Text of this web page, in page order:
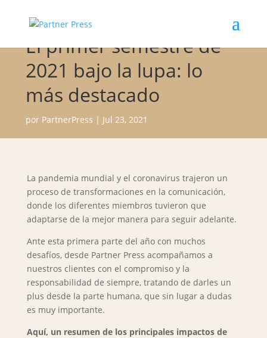
El primer semestre de
2021 bajo la lupa: lo
más destacado
por PartnerPress | Jul 23, 2021
La pandemia mundial y el coronavirus trajeron un
proceso de transformaciones en la comunicación,
donde los diferentes miembros tuvieron que
adaptarse de la mejor manera para seguir adelante.
Ante esta primera parte del año con muchos
desafíos, desde Partner Press acompañamos a
nuestros clientes con el compromiso y la
responsabilidad de siempre, tratando de darles un
plus desde la parte humana, que sin lugar a dudas
es muy importante.
Aquí, un resumen de los principales impactos de